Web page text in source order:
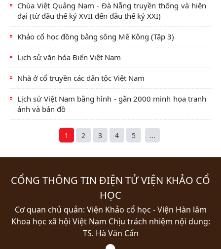
Chùa Việt Quảng Nam - Đà Nẵng truyền thống và hiện
đại (từ đầu thế kỷ XVII đến đầu thế kỷ XXI)
Khảo cổ học đồng bằng sông Mê Kông (Tập 3)
Lịch sử văn hóa Biển Việt Nam
Nhà ở cổ truyền các dân tộc Việt Nam
Lịch sử Việt Nam bằng hình - gần 2000 minh họa tranh
ảnh và bản đồ
1 2 3 4 5 ...
CỔNG THÔNG TIN ĐIỆN TỬ VIỆN KHẢO CỔ
HỌC
Cơ quan chủ quản: Viện Khảo cổ học - Viện Hàn lâm
Khoa học xã hội Việt Nam Chịu trách nhiệm nội dung:
TS. Hà Văn Cẩn